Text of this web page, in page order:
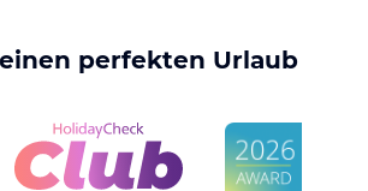
perfekten Urlaub